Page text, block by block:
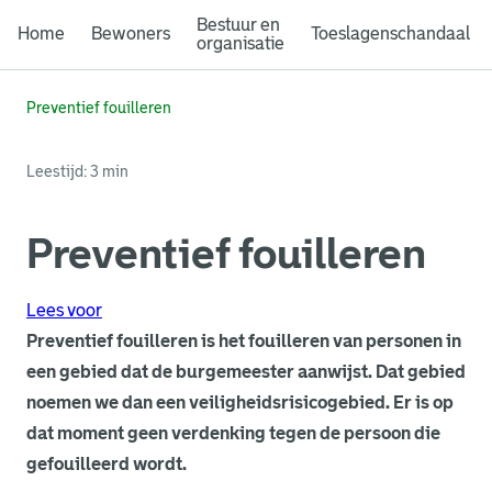
Home Bewoners
Bestuur en
organisatie
Toeslagenschandaal
Preventief fouilleren
Leestijd: 3 min
Preventief fouilleren
Lees voor
Preventief fouilleren is het fouilleren van personen in
een gebied dat de burgemeester aanwijst. Dat gebied
noemen we dan een veiligheidsrisicogebied. Er is op
dat moment geen verdenking tegen de persoon die
gefouilleerd wordt.